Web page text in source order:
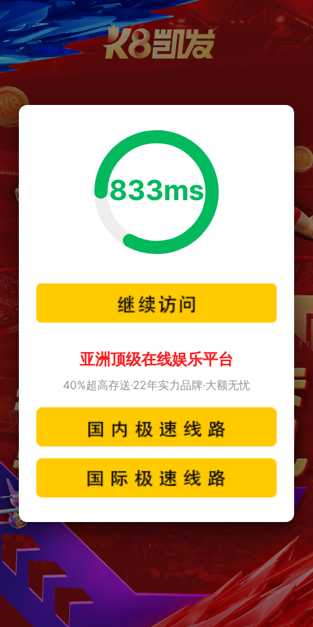
833ms
亚洲顶级在线娱乐平台
40%超高存送·22年实力品牌·大额无忧